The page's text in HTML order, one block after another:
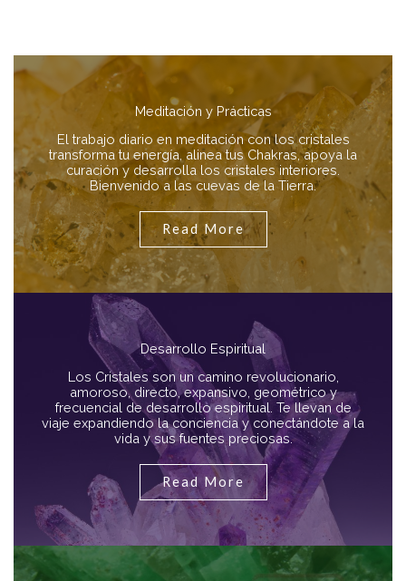
Meditación y Prácticas
El trabajo diario en meditación con los cristales
transforma tu energía, alinea tus Chakras, apoya la
curación y desarrolla los cristales interiores.
Bienvenido a las cuevas de la Tierra.
Read More
Desarrollo Espiritual
Los Cristales son un camino revolucionario,
amoroso, directo, expansivo, geométrico y
frecuencial de desarrollo espiritual. Te llevan de
viaje expandiendo la conciencia y conectándote a la
vida y sus fuentes preciosas.
Read More